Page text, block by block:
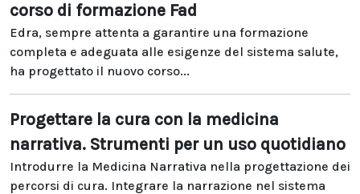
corso di formazione Fad
Edra, sempre attenta a garantire una formazione
completa e adeguata alle esigenze del sistema salute,
ha progettato il nuovo corso...
Progettare la cura con la medicina
narrativa. Strumenti per un uso quotidiano
Introdurre la Medicina Narrativa nella progettazione dei
percorsi di cura. Integrare la narrazione nel sistema